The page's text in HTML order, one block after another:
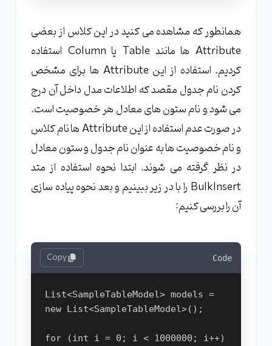
همانطور که مشاهده می کنید در این کلاس از بعضی
Attribute ها مانند Table یا Column استفاده
کردیم. استفاده از این Attribute ها برای مشخص
کردن نام جدول مقصد که اطلاعات مدل داخل آن درج
می شود و نام ستون های معادل هر خصوصیت است.
در صورت عدم استفاده از این Attribute ها نام کلاس
و نام خصوصیت ها به عنوان نام جدول و ستون معادل
در نظر گرفته می شوند. ابتدا نحوه استفاده از متد
BulkInsert را با در زیر ببینیم و بعد نحوه پیاده سازی
آن را بررسی کنیم:
Code
Copy
List<SampleTableModel> models =
new List<SampleTableModel>();
for (int i = 0; i < 1000000; i++)